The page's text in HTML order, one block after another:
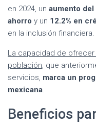
en 2024, un aumento del
ahorro y un 12.2% en
en la inclusión financiera.
La capacidad de
población, que
servicios, marca un
mexicana.
Beneficios